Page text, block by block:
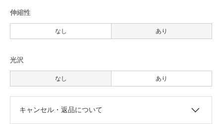
伸縮性
なし あり
光沢
なし あり
キャンセル・返品について